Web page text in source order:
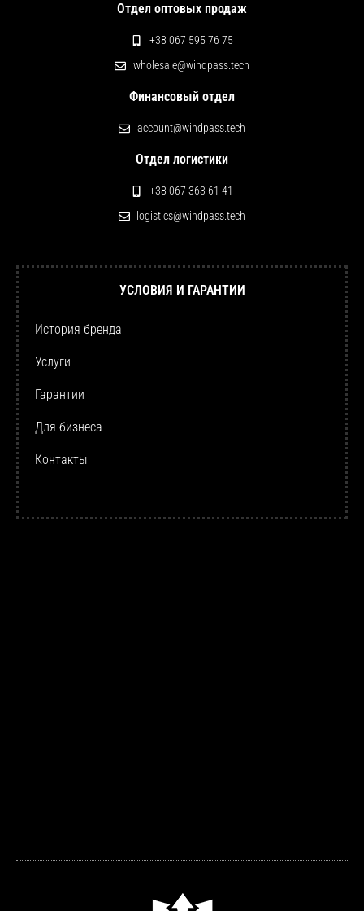
Отдел оптовых продаж
+38 067 595 76 75
wholesale@windpass.tech
Финансовый отдел
account@windpass.tech
Отдел логистики
+38 067 363 61 41
logistics@windpass.tech
УСЛОВИЯ И ГАРАНТИИ
История бренда
Услуги
Гарантии
Для бизнеса
Контакты